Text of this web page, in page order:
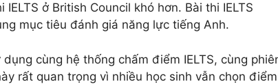
ở British Council khó hơn. Bài thi IELTS
mục tiêu đánh giá năng lực tiếng Anh.
cùng hệ thống chấm điểm IELTS, cùng
rất quan trọng vì nhiều học sinh vẫn chọn điểm